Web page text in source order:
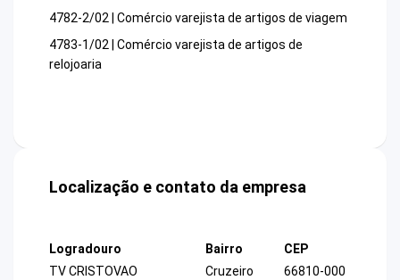
4782-2/02 | Comércio varejista de artigos de viagem
4783-1/02 | Comércio varejista de artigos de
relojoaria
Localização e contato da empresa
Logradouro
TV CRISTOVAO
Bairro
Cruzeiro
CEP
66810-000